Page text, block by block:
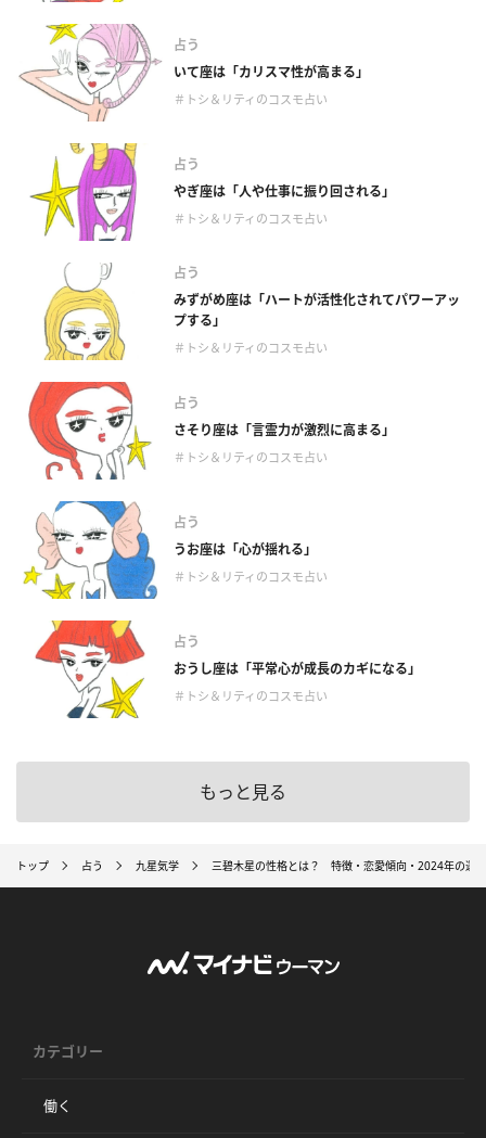
占う
いて座は「カリスマ性が高まる」
＃トシ＆リティのコスモ占い
占う
やぎ座は「人や仕事に振り回される」
＃トシ＆リティのコスモ占い
占う
みずがめ座は「ハートが活性化されてパワーアッ
プする」
＃トシ＆リティのコスモ占い
占う
さそり座は「言霊力が激烈に高まる」
＃トシ＆リティのコスモ占い
占う
うお座は「心が揺れる」
＃トシ＆リティのコスモ占い
占う
おうし座は「平常心が成長のカギになる」
＃トシ＆リティのコスモ占い
もっと見る
トップ 占う 九星気学 三碧木星の性格とは？ 特徴・恋愛傾向・2024年の運
カテゴリー
働く